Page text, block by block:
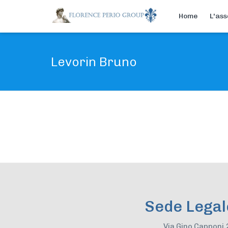
Home
Levorin Bruno
Sede